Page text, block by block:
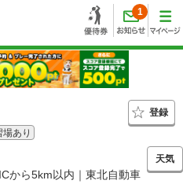
1
登録
場あり
から5km以内｜東北自動車
天気